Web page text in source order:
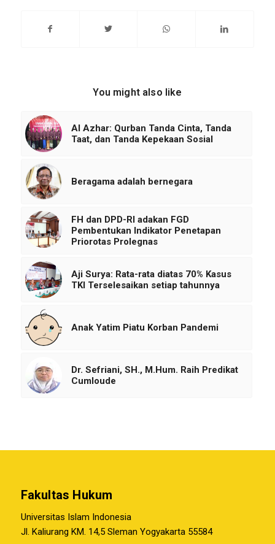
You might also like
Al Azhar: Qurban Tanda Cinta, Tanda
Taat, dan Tanda Kepekaan Sosial
Beragama adalah bernegara
FH dan DPD-RI adakan FGD
Pembentukan Indikator Penetapan
Priorotas Prolegnas
Aji Surya: Rata-rata diatas 70% Kasus
TKI Terselesaikan setiap tahunnya
Anak Yatim Piatu Korban Pandemi
Dr. Sefriani, SH., M.Hum. Raih Predikat
Cumloude
Fakultas Hukum
Universitas Islam Indonesia
Jl. Kaliurang KM. 14,5 Sleman Yogyakarta 55584